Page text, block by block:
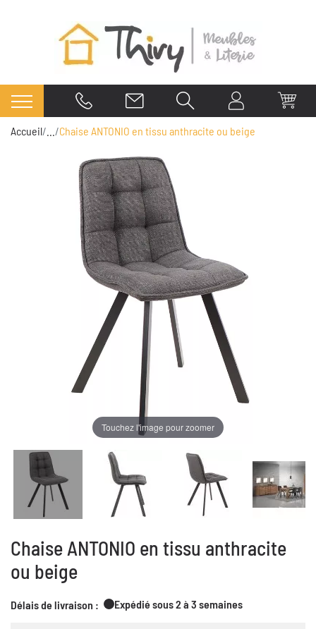
Accueil Chaise ANTONIO en tissu anthracite ou beige
Touchez l'image pour zoomer
Chaise ANTONIO en tissu anthracite
ou beige
Délais de livraison : Expédié sous 2 à 3 semaines